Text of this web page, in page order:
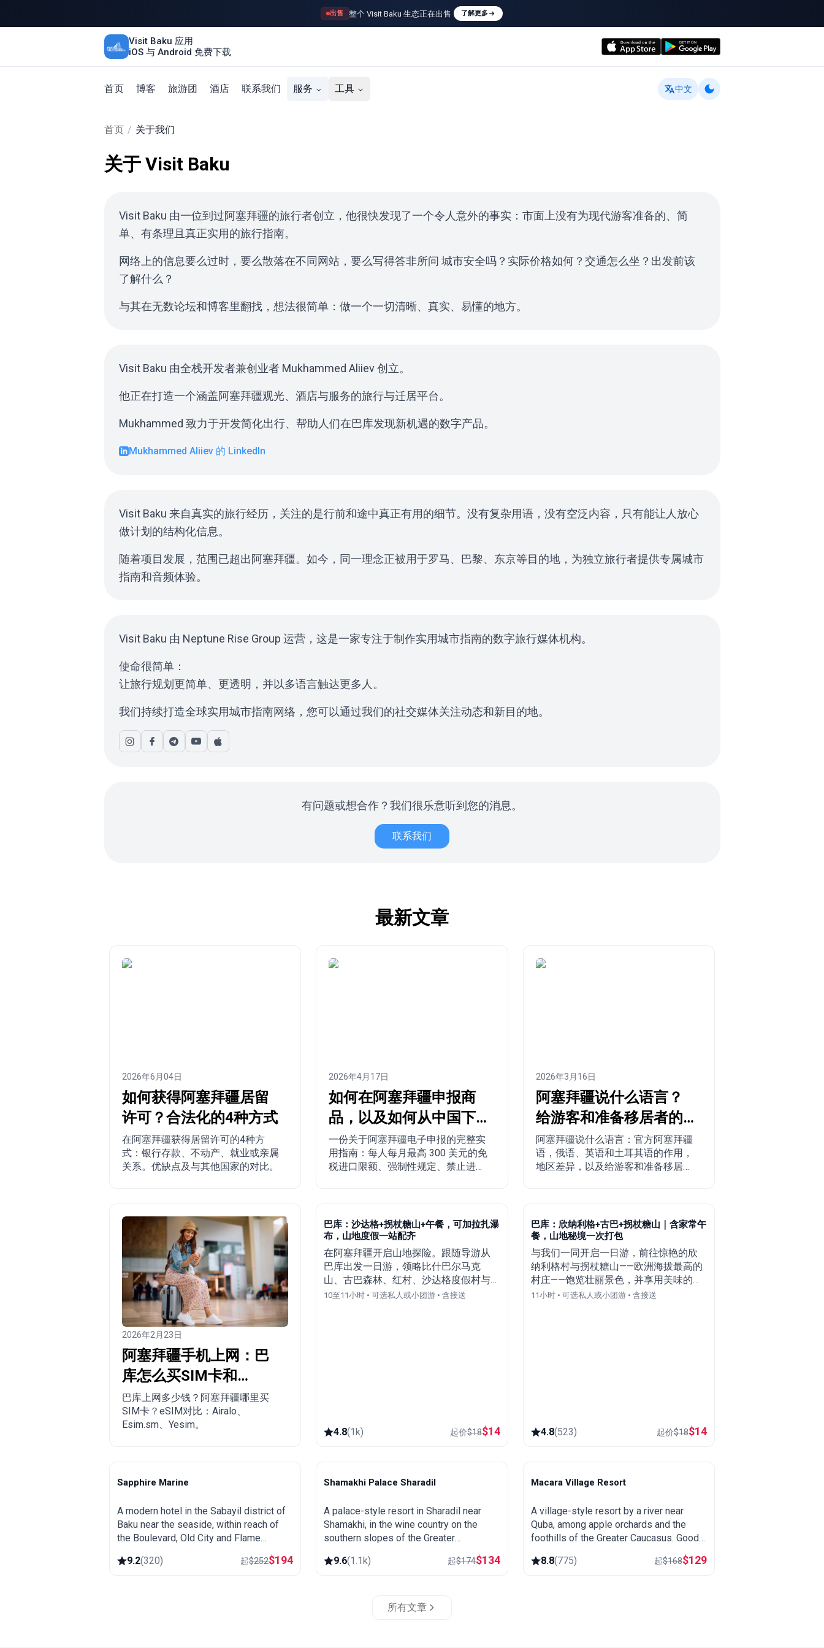
出售 整个 Visit Baku 生态正在出售 了解更多
Visit Baku 应用
iOS 与 Android 免费下载
首页 博客 旅游团 酒店 联系我们 服务 工具 中文
首页 / 关于我们
关于 Visit Baku
Visit Baku 由一位到过阿塞拜疆的旅行者创立，他很快发现了一个令人意外的事实：市面上没有为现代游客准备的、简
单、有条理且真正实用的旅行指南。
网络上的信息要么过时，要么散落在不同网站，要么写得答非所问 城市安全吗？实际价格如何？交通怎么坐？出发前该
了解什么？
与其在无数论坛和博客里翻找，想法很简单：做一个一切清晰、真实、易懂的地方。
Visit Baku 由全栈开发者兼创业者 Mukhammed Aliiev 创立。
他正在打造一个涵盖阿塞拜疆观光、酒店与服务的旅行与迁居平台。
Mukhammed 致力于开发简化出行、帮助人们在巴库发现新机遇的数字产品。
Mukhammed Aliiev 的 LinkedIn
Visit Baku 来自真实的旅行经历，关注的是行前和途中真正有用的细节。没有复杂用语，没有空泛内容，只有能让人放心
做计划的结构化信息。
随着项目发展，范围已超出阿塞拜疆。如今，同一理念正被用于罗马、巴黎、东京等目的地，为独立旅行者提供专属城市
指南和音频体验。
Visit Baku 由 Neptune Rise Group 运营，这是一家专注于制作实用城市指南的数字旅行媒体机构。
使命很简单：
让旅行规划更简单、更透明，并以多语言触达更多人。
我们持续打造全球实用城市指南网络，您可以通过我们的社交媒体关注动态和新目的地。
有问题或想合作？我们很乐意听到您的消息。
联系我们
最新文章
2026年6月04日
如何获得阿塞拜疆居留
许可？合法化的4种方式
在阿塞拜疆获得居留许可的4种方
式：银行存款、不动产、就业或亲属
关系。优缺点及与其他国家的对比。
2026年4月17日
如何在阿塞拜疆申报商
品，以及如何从中国下
单寄往阿塞拜疆？
一份关于阿塞拜疆电子申报的完整实
用指南：每人每月最高 300 美元的免
税进口限额、强制性规定、禁止进口
2026年3月16日
阿塞拜疆说什么语言？
给游客和准备移居者的
完整指南
阿塞拜疆说什么语言：官方阿塞拜疆
语，俄语、英语和土耳其语的作用，
地区差异，以及给游客和准备移居的
2026年2月23日
阿塞拜疆手机上网：巴
库怎么买SIM卡和
eSIM？
巴库上网多少钱？阿塞拜疆哪里买
SIM卡？eSIM对比：Airalo、
Esim.sm、Yesim。
巴库：沙达格+拐杖糖山+午餐，可加拉扎瀑
布，山地度假一站配齐
在阿塞拜疆开启山地探险。跟随导游从
巴库出发一日游，领略比什巴尔马克
山、古巴森林、红村、沙达格度假村与
拉扎瀑布的壮美风光。
10至11小时 • 可选私人或小团游 • 含接送
4.8(1k) 起价$18$14
巴库：欣纳利格+古巴+拐杖糖山｜含家常午
餐，山地秘境一次打包
与我们一同开启一日游，前往惊艳的欣
纳利格村与拐杖糖山——欧洲海拔最高的
村庄——饱览壮丽景色，并享用美味的家
常午餐。
11小时 • 可选私人或小团游 • 含接送
4.8(523) 起价$18$14
Baku
Sapphire Marine
A modern hotel in the Sabayil district of
Baku near the seaside, within reach of
the Boulevard, Old City and Flame
Towers. Comfortable base for exploring
the capital.
9.2(320) 起$252$194
Shamakhi
Shamakhi Palace Sharadil
A palace-style resort in Sharadil near
Shamakhi, in the wine country on the
southern slopes of the Greater
mausoleum, the Yeddi Gumbaz tombs
9.6(1.1k) 起$174$134
Quba
Macara Village Resort
A village-style resort by a river near
Quba, among apple orchards and the
foothills of the Greater Caucasus. Good
base for trips to the mountain village of
Khinalug.
8.8(775) 起$168$129
所有文章